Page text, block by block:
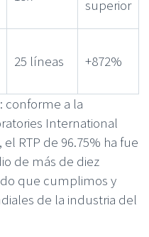
superior
25 líneas +872%
conforme a la
International
RTP de 96.75% ha fue
de más de diez
que cumplimos y
de la industria del